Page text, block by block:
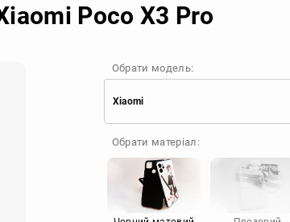
Poco X3 Pro
Обрати модель:
Xiaomi
Samsung
Apple
Oppo
Realme
OnePlus
Google
Doogee
Motorola
Обрати матеріал: